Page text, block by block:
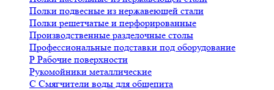
Полки подвесные из нержавеющей стали
Полки решетчатые и перфорированные
Производственные разделочные столы
Профессиональные подставки под оборудование
Р Рабочие поверхности
Рукомойники металлические
С Смягчители воды для общепита